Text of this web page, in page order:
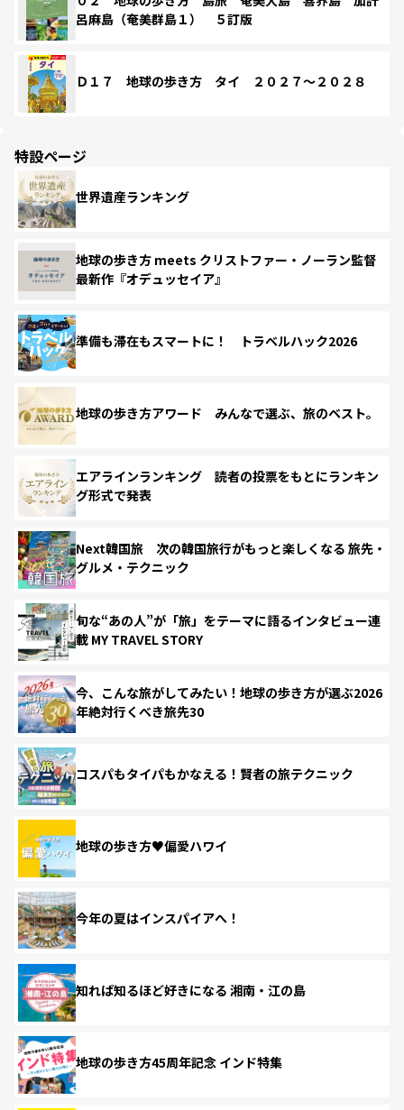
呂麻島（奄美群島１） ５訂版
Ｄ１７ 地球の歩き方 タイ ２０２７～２０２８
特設ページ
世界遺産ランキング
地球の歩き方 meets クリストファー・ノーラン監督
最新作『オデュッセイア』
準備も滞在もスマートに！ トラベルハック2026
地球の歩き方アワード みんなで選ぶ、旅のベスト。
エアラインランキング 読者の投票をもとにランキン
グ形式で発表
Next韓国旅 次の韓国旅行がもっと楽しくなる 旅先・
グルメ・テクニック
旬な“あの人”が「旅」をテーマに語るインタビュー連
載 MY TRAVEL STORY
今、こんな旅がしてみたい！地球の歩き方が選ぶ2026
年絶対行くべき旅先30
コスパもタイパもかなえる！賢者の旅テクニック
地球の歩き方♥偏愛ハワイ
今年の夏はインスパイアへ！
知れば知るほど好きになる 湘南・江の島
地球の歩き方45周年記念 インド特集